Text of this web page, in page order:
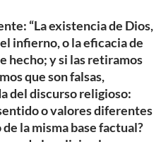
“La existencia de Dios,
infierno, o la eficacia de
hecho; y si las retiramos
que son falsas,
del discurso religioso:
o valores diferentes
la misma base factual?